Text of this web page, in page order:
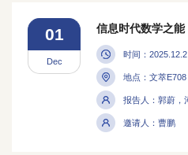
01
Dec
信息时代数学之能
时间：
地点：文萃E708
报告人：郭蔚，
邀请人：曹鹏